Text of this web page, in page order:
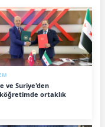
ve Suriye'den
ortaklık